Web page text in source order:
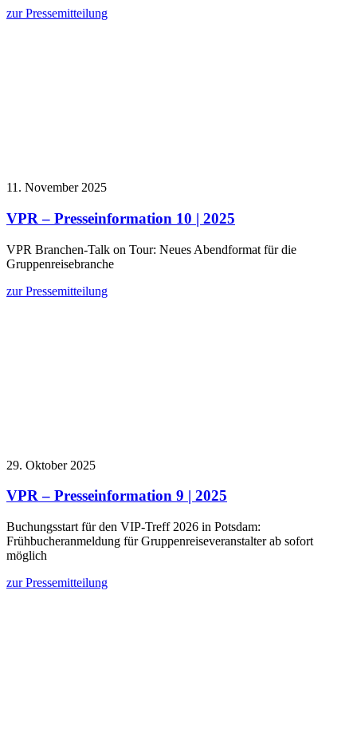
zur Pressemitteilung
11. November 2025
VPR – Presseinformation 10 | 2025
VPR Branchen-Talk on Tour: Neues Abendformat für die
Gruppenreisebranche
zur Pressemitteilung
29. Oktober 2025
VPR – Presseinformation 9 | 2025
Buchungsstart für den VIP-Treff 2026 in Potsdam:
Frühbucheranmeldung für Gruppenreiseveranstalter ab sofort
möglich
zur Pressemitteilung